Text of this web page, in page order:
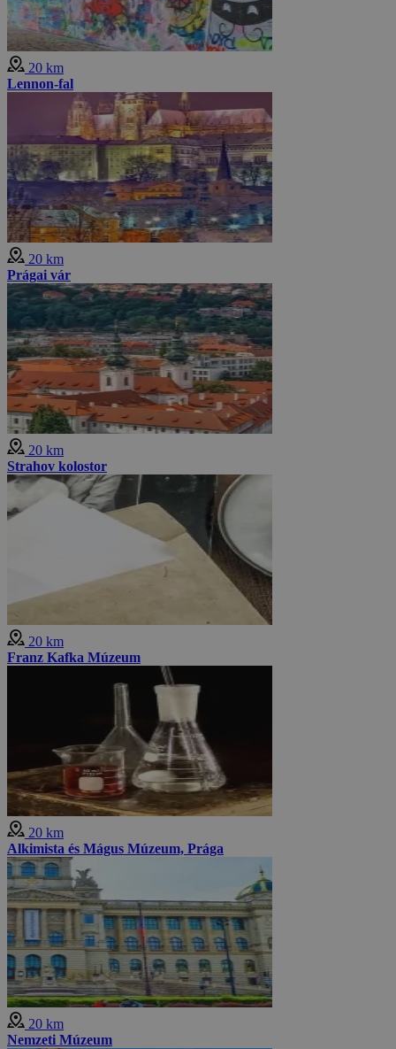
20 km
Lennon-fal
20 km
Prágai vár
20 km
Strahov kolostor
20 km
Franz Kafka Múzeum
20 km
Alkimista és Mágus Múzeum, Prága
20 km
Nemzeti Múzeum